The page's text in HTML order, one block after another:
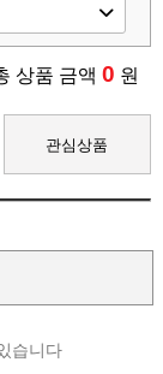
상품 금액 0 원
관심상품
습니다